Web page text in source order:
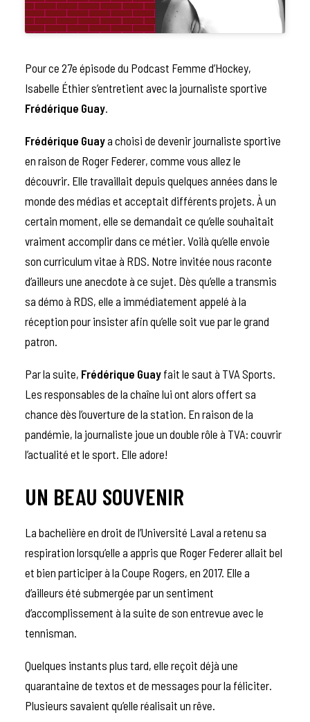
Pour ce 27e épisode du Podcast Femme d’Hockey,
Isabelle Éthier s’entretient avec la journaliste sportive
Frédérique Guay
Frédérique Guaya choisi de devenir journaliste sportive
en raison de Roger Federer, comme vous allez le
découvrir. Elle travaillait depuis quelques années dans le
monde des médias et acceptait différents projets. À un
certain moment, elle se demandait ce qu’elle souhaitait
vraiment accomplir dans ce métier. Voilà qu’elle envoie
son curriculum vitae à RDS. Notre invitée nous raconte
d’ailleurs une anecdote à ce sujet. Dès qu’elle a transmis
sa démo à RDS, elle a immédiatement appelé à la
réception pour insister afin qu’elle soit vue par le grand
patron.
Par la suite, Frédérique Guay fait le saut à TVA Sports.
Les responsables de la chaîne lui ont alors offert sa
chance dès l’ouverture de la station. En raison de la
pandémie, la journaliste joue un double rôle à TVA: couvrir
l’actualité et le sport. Elle adore!
UN BEAU SOUVENIR
La bachelière en droit de l’Université Laval a retenu sa
respiration lorsqu’elle a appris que Roger Federer allait bel
et bien participer à la Coupe Rogers, en 2017. Elle a
d’ailleurs été submergée par un sentiment
d’accomplissement à la suite de son entrevue avec le
tennisman.
Quelques instants plus tard, elle reçoit déjà une
quarantaine de textos et de messages pour la féliciter.
Plusieurs savaient qu’elle réalisait un rêve.